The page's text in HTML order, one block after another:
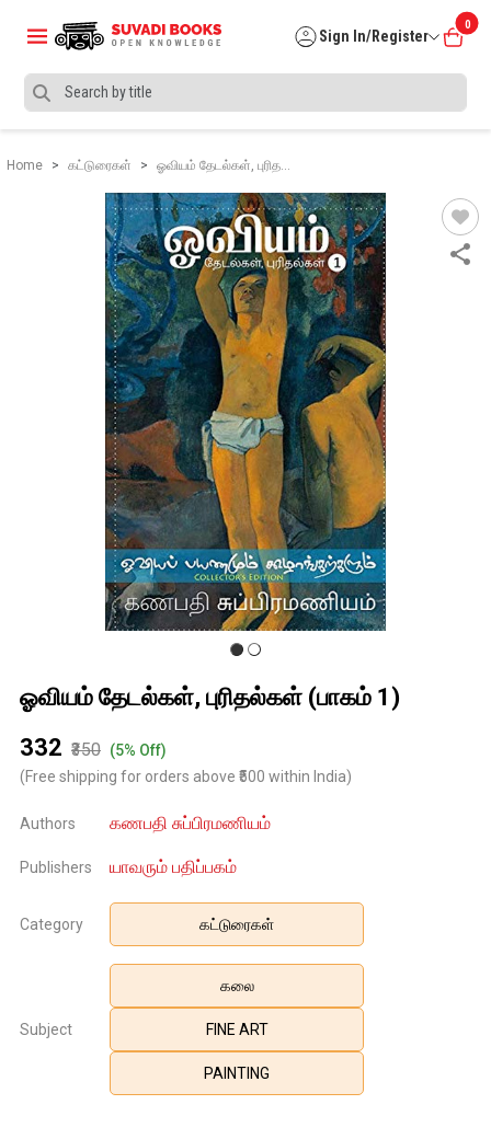
Sign In/Register
0
Home கட்டுரைகள் ஓவியம் தேடல்கள், புரித…
ஓவியம் தேடல்கள், புரிதல்கள் (பாகம் 1)
₹332 ₹350 (5% Off)
(Free shipping for orders above ₹500 within India)
Authors கணபதி சுப்பிரமணியம்
Publishers யாவரும் பதிப்பகம்
Category கட்டுரைகள்
Subject
கலை
FINE ART
PAINTING